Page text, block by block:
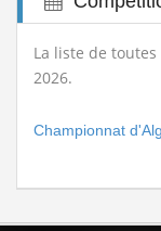
La liste de
2026.
Championnat